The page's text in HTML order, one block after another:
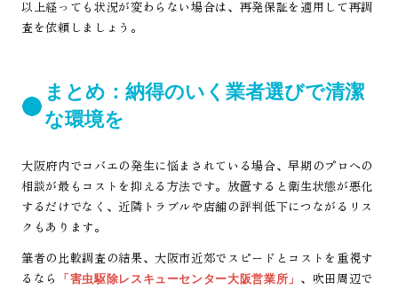
以上経っても状況が変わらない場合は、再発保証を適用して再調
査を依頼しましょう。
まとめ：納得のいく業者選びで清潔
な環境を
大阪府内でコバエの発生に悩まされている場合、早期のプロへの
相談が最もコストを抑える方法です。放置すると衛生状態が悪化
するだけでなく、近隣トラブルや店舗の評判低下につながるリス
クもあります。
筆者の比較調査の結果、大阪市近郊でスピードとコストを重視す
るなら
「害虫駆除レスキューセンター大阪営業所」 、吹田周辺で